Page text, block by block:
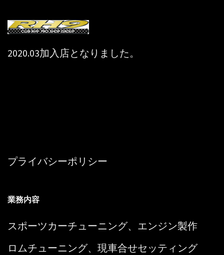
2020.03加入店となりました。
プライバシーポリシー
業務内容
スポーツカーチューニング、エンジン製作
ロムチューニング、現車合せセッティング